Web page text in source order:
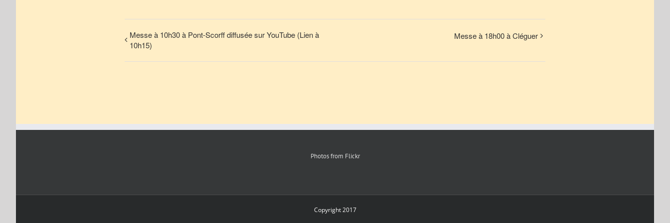
Messe à 10h30 à Pont-Scorff diffusée sur YouTube (Lien à
10h15)
Messe à 18h00 à Cléguer
Photos from Flickr
Copyright 2017